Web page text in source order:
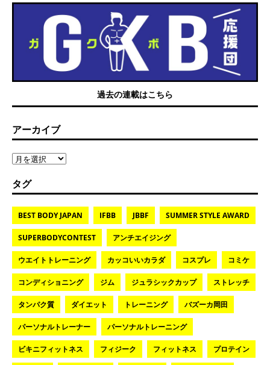
過去の連載はこちら
アーカイブ
タグ
BEST BODY JAPAN IFBB JBBF SUMMER STYLE AWARD
SUPERBODYCONTEST アンチエイジング
ウエイトトレーニング カッコいいカラダ コスプレ コミケ
コンディショニング ジム ジュラシックカップ ストレッチ
タンパク質 ダイエット トレーニング バズーカ岡田
パーソナルトレーナー パーソナルトレーニング
ビキニフィットネス フィジーク フィットネス プロテイン